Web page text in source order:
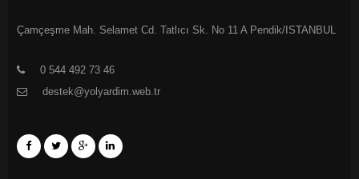
Çamçeşme Mah. Selamet Cd. Tatlıcı Sk. No 11 A Pendik/ISTANBUL
0 544 492 73 46
destek@yolyardim.web.tr